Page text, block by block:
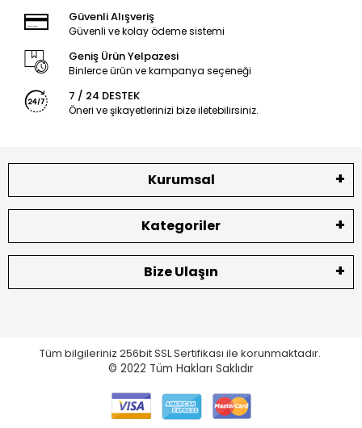
Güvenli Alışveriş
Güvenli ve kolay ödeme sistemi
Geniş Ürün Yelpazesi
Binlerce ürün ve kampanya seçeneği
7 / 24 DESTEK
Öneri ve şikayetlerinizi bize iletebilirsiniz.
Kurumsal
Kategoriler
Bize Ulaşın
Tüm bilgileriniz 256bit SSL Sertifikası ile korunmaktadır.
© 2022 Tüm Hakları Saklıdır